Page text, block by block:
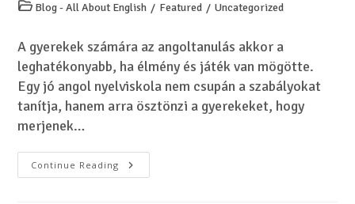
Blog - All About English / Featured / Uncategorized
A gyerekek számára az angoltanulás akkor a
leghatékonyabb, ha élmény és játék van mögötte.
Egy jó angol nyelviskola nem csupán a szabályokat
tanítja, hanem arra ösztönzi a gyerekeket, hogy
merjenek…
Continue Reading